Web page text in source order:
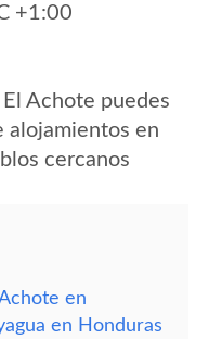
+1:00
Achote puedes
alojamientos en
cercanos
en
en Honduras